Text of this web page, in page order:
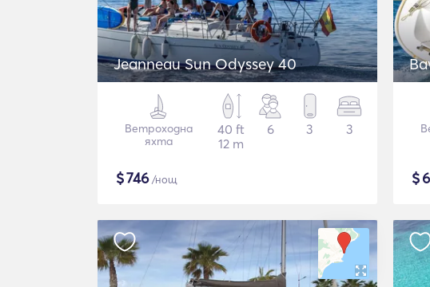
Jeanneau Sun Odyssey 40
Ветроходна
яхта
40 ft
12 m
6 3 3
$746/нощ $